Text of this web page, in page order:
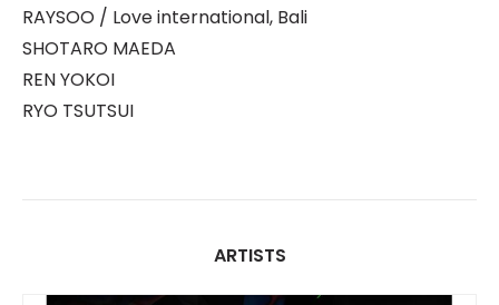
RAYSOO / Love international, Bali
SHOTARO MAEDA
REN YOKOI
RYO TSUTSUI
ARTISTS